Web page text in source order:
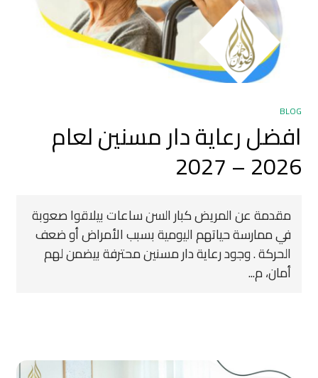
BLOG
افضل رعاية دار مسنين لعام
2026 – 2027
مقدمة عن المريض كبار السن ساعات بيلاقوا صعوبة
في ممارسة حياتهم اليومية بسبب الأمراض أو ضعف
الحركة . وجود رعاية دار مسنين محترفة بيضمن لهم
أمان، م...